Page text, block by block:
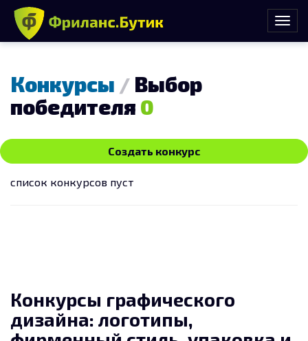
Конкурсы / Выбор
победителя 0
Создать конкурс
список конкурсов пуст
Конкурсы графического
дизайна: логотипы,